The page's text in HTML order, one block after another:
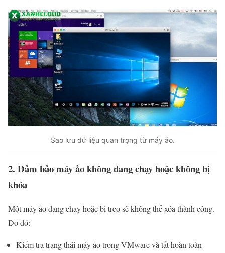
Sao lưu dữ liệu quan trọng từ máy ảo.
2. Đảm bảo máy ảo không đang chạy hoặc không bị
khóa
Một máy ảo đang chạy hoặc bị treo sẽ không thể xóa thành công.
Do đó:
Kiểm tra trạng thái máy ảo trong VMware và tắt hoàn toàn